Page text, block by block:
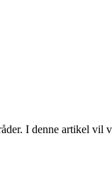
I denne artikel vil